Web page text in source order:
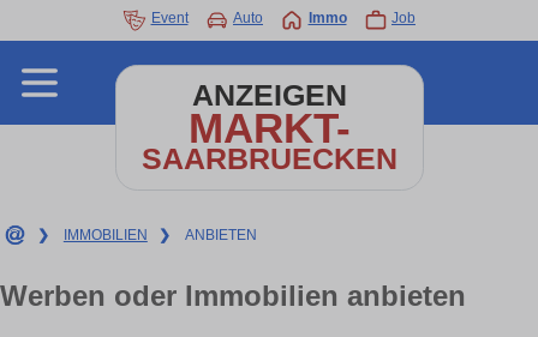
Event Auto Immo Job
ANZEIGEN
MARKT-
SAARBRUECKEN
❯ IMMOBILIEN ❯ ANBIETEN
Werben oder Immobilien anbieten